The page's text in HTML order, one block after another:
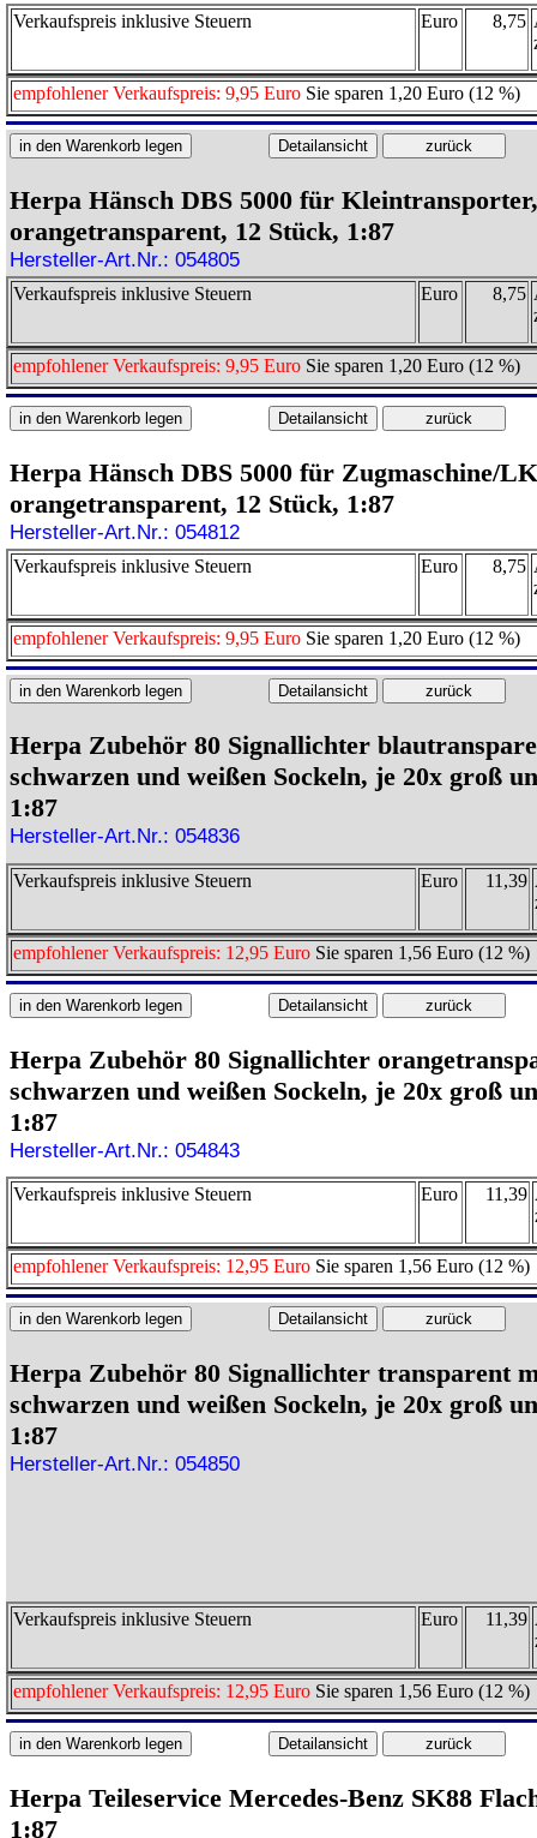
Verkaufspreis inklusive Steuern Euro 8,75
empfohlener Verkaufspreis: 9,95 Euro Sie sparen 1,20 Euro (12 %)
Herpa Hänsch DBS 5000 für Kleintransporter,
orangetransparent, 12 Stück, 1:87
Hersteller-Art.Nr.: 054805
Verkaufspreis inklusive Steuern Euro 8,75
empfohlener Verkaufspreis: 9,95 Euro Sie sparen 1,20 Euro (12 %)
Herpa Hänsch DBS 5000 für Zugmaschine/
orangetransparent, 12 Stück, 1:87
Hersteller-Art.Nr.: 054812
Verkaufspreis inklusive Steuern Euro 8,75
empfohlener Verkaufspreis: 9,95 Euro Sie sparen 1,20 Euro (12 %)
Herpa Zubehör 80 Signallichter
schwarzen und weißen Sockeln, je 20x groß
1:87
Hersteller-Art.Nr.: 054836
Verkaufspreis inklusive Steuern Euro 11,39
empfohlener Verkaufspreis: 12,95 Euro Sie sparen 1,56 Euro (12 %)
Herpa Zubehör 80 Signallichter
schwarzen und weißen Sockeln, je 20x groß
1:87
Hersteller-Art.Nr.: 054843
Verkaufspreis inklusive Steuern Euro 11,39
empfohlener Verkaufspreis: 12,95 Euro Sie sparen 1,56 Euro (12 %)
Herpa Zubehör 80 Signallichter transparent
schwarzen und weißen Sockeln, je 20x groß
1:87
Hersteller-Art.Nr.: 054850
Verkaufspreis inklusive Steuern Euro 11,39
empfohlener Verkaufspreis: 12,95 Euro Sie sparen 1,56 Euro (12 %)
Herpa Teileservice Mercedes-Benz SK88
1:87